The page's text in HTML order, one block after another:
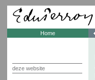
Home
deze website